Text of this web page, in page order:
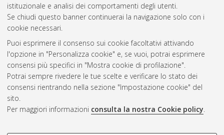
istituzionale e analisi dei comportamenti degli utenti.
Se chiudi questo banner continuerai la navigazione solo con i
cookie necessari.
Puoi esprimere il consenso sui cookie facoltativi attivando
l'opzione in "Personalizza cookie" e, se vuoi, potrai esprimere
consensi più specifici in "Mostra cookie di profilazione".
Potrai sempre rivedere le tue scelte e verificare lo stato dei
consensi rientrando nella sezione "Impostazione cookie" del
sito.
Per maggiori informazioni consulta la nostra Cookie policy.
Questa lista e' stata generata ilSun Aug 9 20:32:43 2026
CEST
Atom
Rss
2.0
AMS Acta
ISSN: 2038-7954
re3data.org -
doi.org/10.17616/R3P19R
Servizio implementato e
Impostazioni Cookie